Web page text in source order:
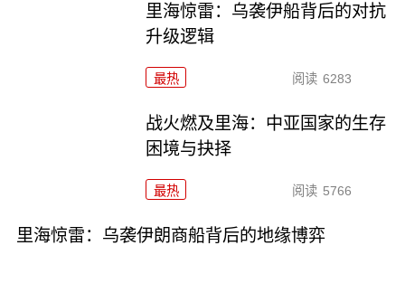
里海惊雷：乌袭伊船背后的对抗
升级逻辑
最热 阅读 6283
战火燃及里海：中亚国家的生存
困境与抉择
最热 阅读 5766
里海惊雷：乌袭伊朗商船背后的地缘博弈